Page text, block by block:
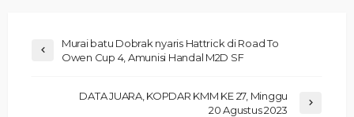
Murai batu Dobrak nyaris Hattrick di Road To
Owen Cup 4, Amunisi Handal M2D SF
DATA JUARA, KOPDAR KMM KE 27, Minggu
20 Agustus 2023